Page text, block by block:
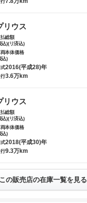
リウス
総額
込)(リ済込)
本体価格
込)
2016(平成28)年
3.6万km
リウス
総額
込)(リ済込)
本体価格
込)
2018(平成30)年
9.3万km
この販売店の在庫一覧を見る